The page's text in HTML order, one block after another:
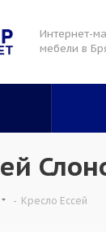
Интернет-
мебели в
- Кресло Ессей